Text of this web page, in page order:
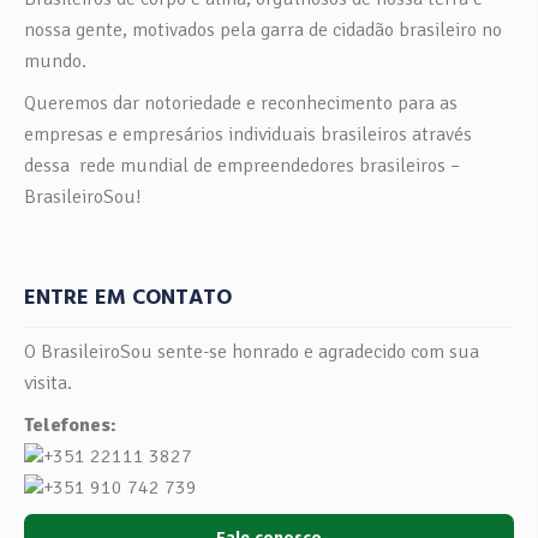
nossa gente, motivados pela garra de cidadão brasileiro no
mundo.
Queremos dar notoriedade e reconhecimento para as
empresas e empresários individuais brasileiros através
dessa rede mundial de empreendedores brasileiros –
BrasileiroSou!
ENTRE EM CONTATO
O BrasileiroSou sente-se honrado e agradecido com sua
visita.
Telefones:
+351 22111 3827
+351 910 742 739